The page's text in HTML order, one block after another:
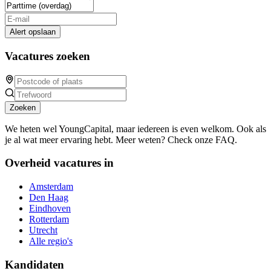
Alert opslaan
Vacatures zoeken
Zoeken
We heten wel YoungCapital, maar iedereen is even welkom. Ook als
je al wat meer ervaring hebt. Meer weten? Check onze FAQ.
Overheid vacatures in
Amsterdam
Den Haag
Eindhoven
Rotterdam
Utrecht
Alle regio's
Kandidaten